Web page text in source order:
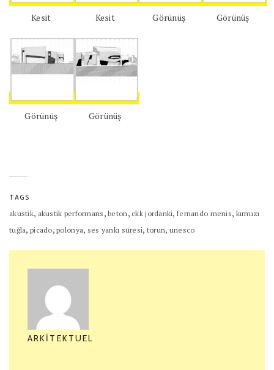
Kesit Kesit Görünüş Görünüş
Görünüş Görünüş
TAGS
akustik, akustik performans ,beton, ckk jordanki,fernando menis, kırmızı
tuğla, picado,polonya, ses yankı süresi, torun, unesco
ARKITEKTUEL